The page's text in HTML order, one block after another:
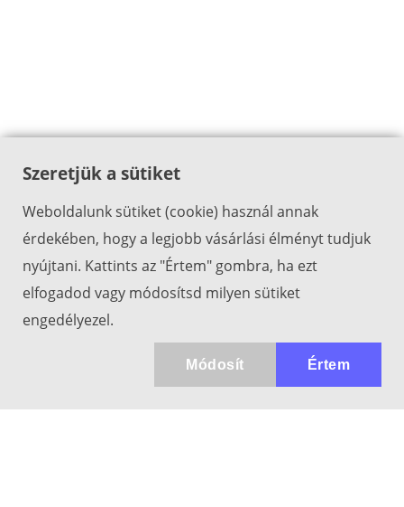
Szeretjük a sütiket
Weboldalunk sütiket (cookie) használ annak
érdekében, hogy a legjobb vásárlási élményt tudjuk
nyújtani. Kattints az "Értem" gombra, ha ezt
elfogadod vagy módosítsd milyen sütiket
engedélyezel.
Értem
Módosít